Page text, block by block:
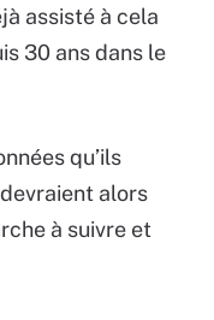
assisté à cela
30 ans dans le
qu’ils
alors
à suivre et